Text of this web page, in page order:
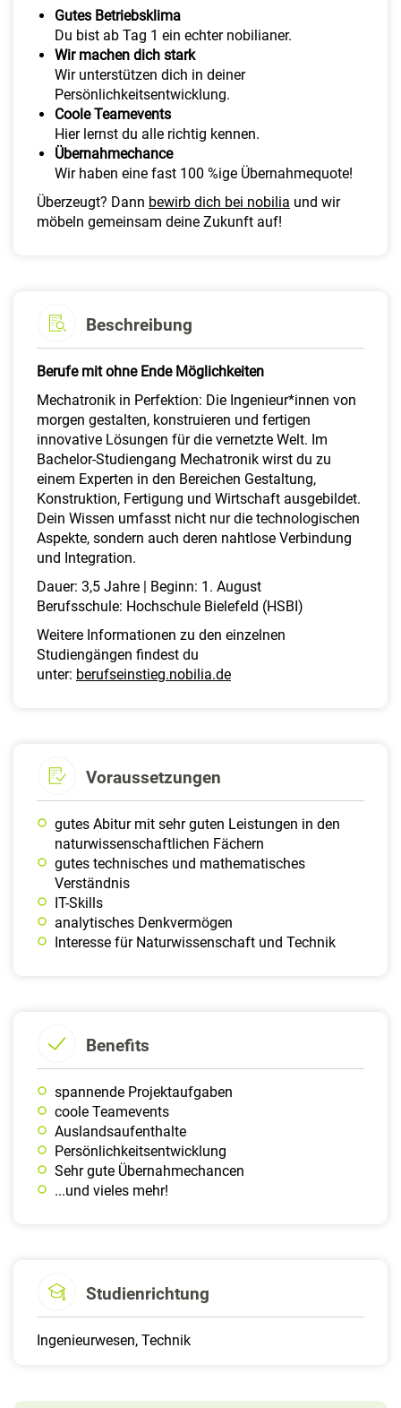
Gutes Betriebsklima
Du bist ab Tag 1 ein echter nobilianer.
Wir machen dich stark
Wir unterstützen dich in deiner
Persönlichkeitsentwicklung.
Coole Teamevents
Hier lernst du alle richtig kennen.
Übernahmechance
Wir haben eine fast 100 %ige Übernahmequote!
Überzeugt? Dann bewirb dich bei nobilia und wir
möbeln gemeinsam deine Zukunft auf!
Beschreibung
Berufe mit ohne Ende Möglichkeiten
Mechatronik in Perfektion: Die Ingenieur*innen von
morgen gestalten, konstruieren und fertigen
innovative Lösungen für die vernetzte Welt. Im
Bachelor-Studiengang Mechatronik wirst du zu
einem Experten in den Bereichen Gestaltung,
Konstruktion, Fertigung und Wirtschaft ausgebildet.
Dein Wissen umfasst nicht nur die technologischen
Aspekte, sondern auch deren nahtlose Verbindung
und Integration.
Dauer: 3,5 Jahre | Beginn: 1. August
Berufsschule: Hochschule Bielefeld (HSBI)
Weitere Informationen zu den einzelnen
Studiengängen findest du
unter: berufseinstieg.nobilia.de
Voraussetzungen
gutes Abitur mit sehr guten Leistungen in den
naturwissenschaftlichen Fächern
gutes technisches und mathematisches
Verständnis
IT-Skills
analytisches Denkvermögen
Interesse für Naturwissenschaft und Technik
Benefits
spannende Projektaufgaben
coole Teamevents
Auslandsaufenthalte
Persönlichkeitsentwicklung
Sehr gute Übernahmechancen
...und vieles mehr!
Studienrichtung
Ingenieurwesen, Technik